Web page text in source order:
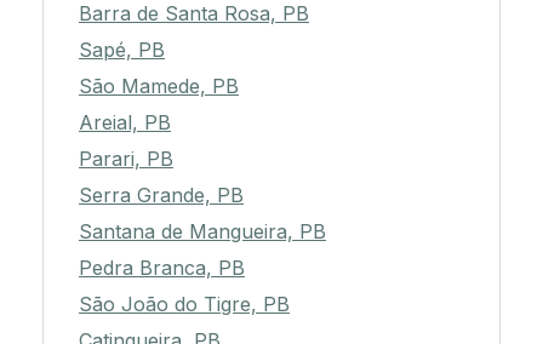
Barra de Santa Rosa, PB
Sapé, PB
São Mamede, PB
Areial, PB
Parari, PB
Serra Grande, PB
Santana de Mangueira, PB
Pedra Branca, PB
São João do Tigre, PB